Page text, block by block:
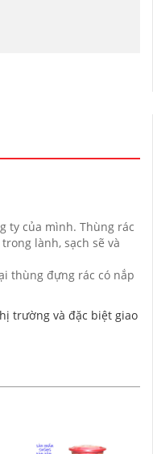
ty của mình. Thùng rác
lành, sạch sẽ và
thùng đựng rác có nắp
trường và đặc biệt giao